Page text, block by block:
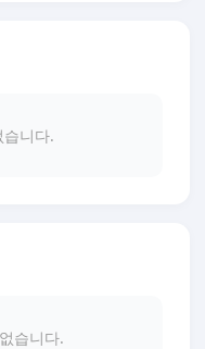
니다.
습니다.